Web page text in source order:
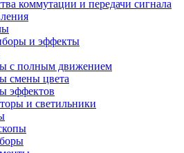
коммутации и передачи сигнала
и эффекты
с полным движением
смены цвета
эффектов
и светильники